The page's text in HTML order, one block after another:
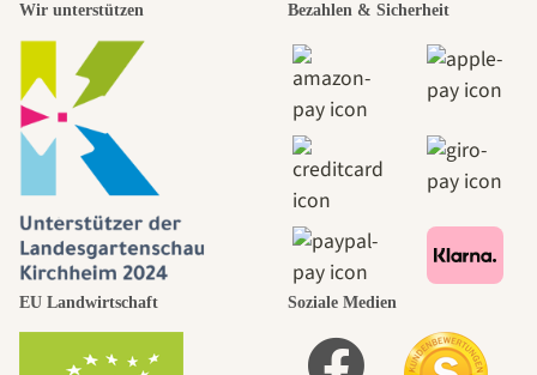
Wir unterstützen Bezahlen & Sicherheit
EU Landwirtschaft Soziale Medien